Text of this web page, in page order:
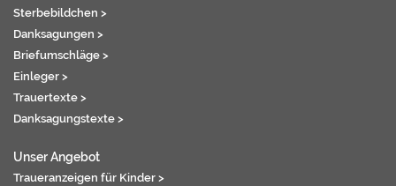
Sterbebildchen >
Danksagungen >
Briefumschläge >
Einleger >
Trauertexte >
Danksagungstexte >
Unser Angebot
Traueranzeigen für Kinder >